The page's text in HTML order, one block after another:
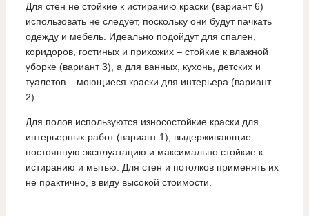
Для стен не стойкие к истиранию краски (вариант 6)
использовать не следует, поскольку они будут пачкать
одежду и мебель. Идеально подойдут для спален,
коридоров, гостиных и прихожих – стойкие к влажной
уборке (вариант 3), а для ванных, кухонь, детских и
туалетов – моющиеся краски для интерьера (вариант
2).
Для полов используются износостойкие краски для
интерьерных работ (вариант 1), выдерживающие
постоянную эксплуатацию и максимально стойкие к
истиранию и мытью. Для стен и потолков применять их
не практично, в виду высокой стоимости.